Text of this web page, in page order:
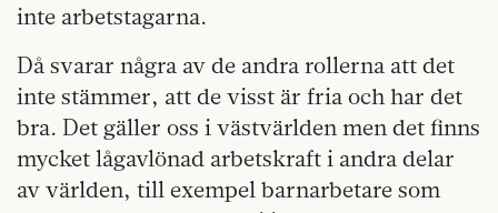
inte arbetstagarna.
Då svarar några av de andra rollerna att det
inte stämmer, att de visst är fria och har det
bra. Det gäller oss i västvärlden men det finns
mycket lågavlönad arbetskraft i andra delar
av världen, till exempel barnarbetare som